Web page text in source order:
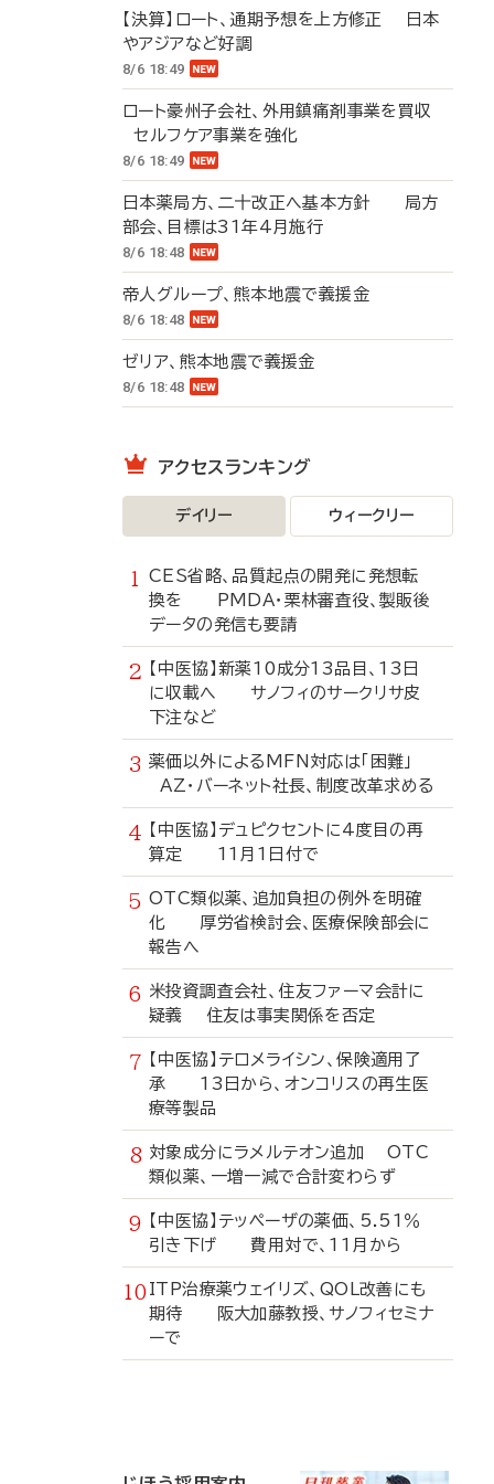
【決算】ロート、通期予想を上方修正 日本
やアジアなど好調
8/6 18:49
ロート豪州子会社、外用鎮痛剤事業を買収
セルフケア事業を強化
8/6 18:49
日本薬局方、二十改正へ基本方針 局方
部会、目標は31年4月施行
8/6 18:48
帝人グループ、熊本地震で義援金
8/6 18:48
ゼリア、熊本地震で義援金
8/6 18:48
アクセスランキング
デイリー ウィークリー
CES省略、品質起点の開発に発想転
換を PMDA・栗林審査役、製販後
データの発信も要請
【中医協】新薬10成分13品目、13日
に収載へ サノフィのサークリサ皮
下注など
薬価以外によるMFN対応は「困難」
AZ・バーネット社長、制度改革求める
【中医協】デュピクセントに4度目の再
算定 11月1日付で
OTC類似薬、追加負担の例外を明確
化 厚労省検討会、医療保険部会に
報告へ
米投資調査会社、住友ファーマ会計に
疑義 住友は事実関係を否定
【中医協】テロメライシン、保険適用了
承 13日から、オンコリスの再生医
療等製品
対象成分にラメルテオン追加 OTC
類似薬、一増一減で合計変わらず
【中医協】テッペーザの薬価、5.51％
引き下げ 費用対で、11月から
ITP治療薬ウェイリズ、QOL改善にも
期待 阪大加藤教授、サノフィセミナ
ーで